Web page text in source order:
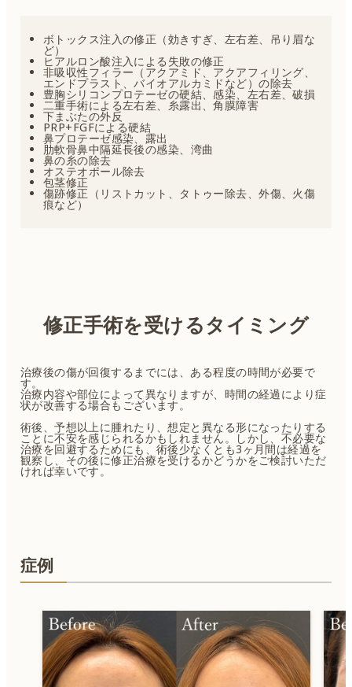
ボトックス注入の修正（効きすぎ、左右差、吊り眉な
ど）
ヒアルロン酸注入による失敗の修正
非吸収性フィラー（アクアミド、アクアフィリング、
エンドプラスト、バイオアルカミドなど）の除去
豊胸シリコンプロテーゼの硬結、感染、左右差、破損
二重手術による左右差、糸露出、角膜障害
下まぶたの外反
PRP+FGFによる硬結
鼻プロテーゼ感染、露出
肋軟骨鼻中隔延長後の感染、湾曲
鼻の糸の除去
オステオポール除去
包茎修正
傷跡修正（リストカット、タトゥー除去、外傷、火傷
痕など）
修正手術を受けるタイミング
治療後の傷が回復するまでには、ある程度の時間が必要で
す。
治療内容や部位によって異なりますが、時間の経過により症
状が改善する場合もございます。
術後、予想以上に腫れたり、想定と異なる形になったりする
ことに不安を感じられるかもしれません。しかし、不必要な
治療を回避するためにも、術後少なくとも3ヶ月間は経過を
観察し、その後に修正治療を受けるかどうかをご検討いただ
ければ幸いです。
症例